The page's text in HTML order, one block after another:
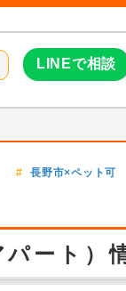
LINEで相談
長野市×ペット可
ート）